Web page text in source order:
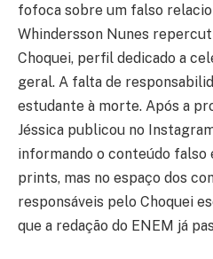
fofoca sobre um falso
Whindersson Nunes
Choquei, perfil dedicado a
geral. A falta de
estudante à morte. Após a
Jéssica publicou no
informando o conteúdo falso
prints, mas no espaço dos
responsáveis pelo Choquei
que a redação do ENEM já